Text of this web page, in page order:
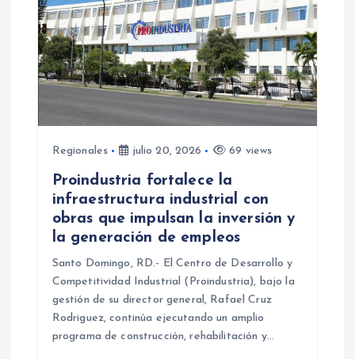
d
e
e
n
Regionales julio 20, 2026 69 views
Proindustria fortalece la
infraestructura industrial con
obras que impulsan la inversión y
la generación de empleos
Santo Domingo, RD.- El Centro de Desarrollo y
Competitividad Industrial (Proindustria), bajo la
gestión de su director general, Rafael Cruz
Rodriguez, continúa ejecutando un amplio
programa de construcción, rehabilitación y…